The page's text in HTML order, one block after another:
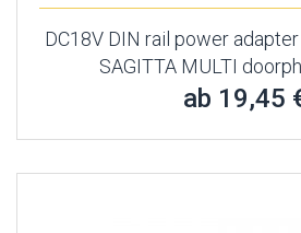
DC18V DIN rail power
SAGITTA MULTI
ab 19,45